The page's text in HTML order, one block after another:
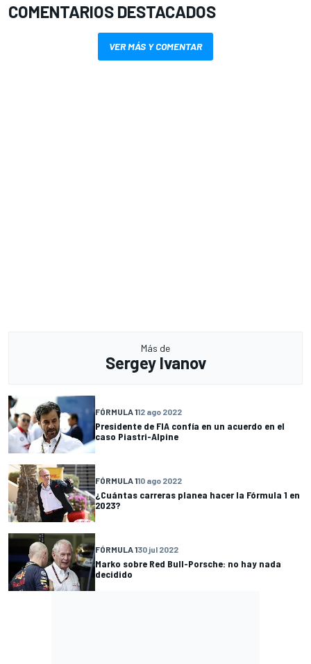
COMENTARIOS DESTACADOS
VER MÁS Y COMENTAR
Más de
Sergey Ivanov
FÓRMULA 112 ago 2022
Presidente de FIA confía en un acuerdo en el
caso Piastri-Alpine
FÓRMULA 110 ago 2022
¿Cuántas carreras planea hacer la Fórmula 1 en
2023?
FÓRMULA 130 jul 2022
Marko sobre Red Bull-Porsche: no hay nada
decidido